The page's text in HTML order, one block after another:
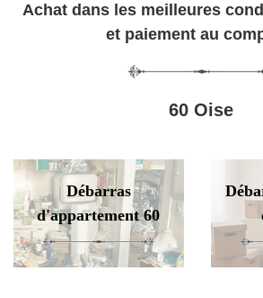
Achat dans les meilleures
et paiement au
60 Oise
Débarras
d'appartement 60